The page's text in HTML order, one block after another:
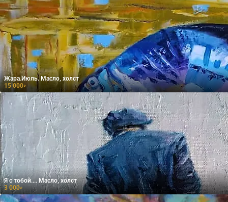
Жара.Июль. Масло, холст
15 000₽
Я с тобой.... Масло, холст
3 000₽